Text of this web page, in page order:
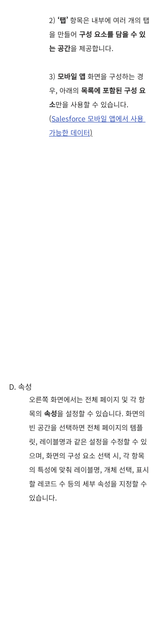
2) ‘탭’ 항목은 내부에 여러 개의 탭
을 만들어 구성 요소를 담을 수 있
는 공간을 제공합니다.
3) 모바일 앱 화면을 구성하는 경
우, 아래의 목록에 포함된 구성 요
소만을 사용할 수 있습니다.
(Salesforce 모바일 앱에서 사용
가능한 데이터)
D. 속성
오른쪽 화면에서는 전체 페이지 및 각 항
목의 속성을 설정할 수 있습니다. 화면의
빈 공간을 선택하면 전체 페이지의 템플
릿, 레이블명과 같은 설정을 수정할 수 있
으며, 화면의 구성 요소 선택 시, 각 항목
의 특성에 맞춰 레이블명, 개체 선택, 표시
할 레코드 수 등의 세부 속성을 지정할 수
있습니다.